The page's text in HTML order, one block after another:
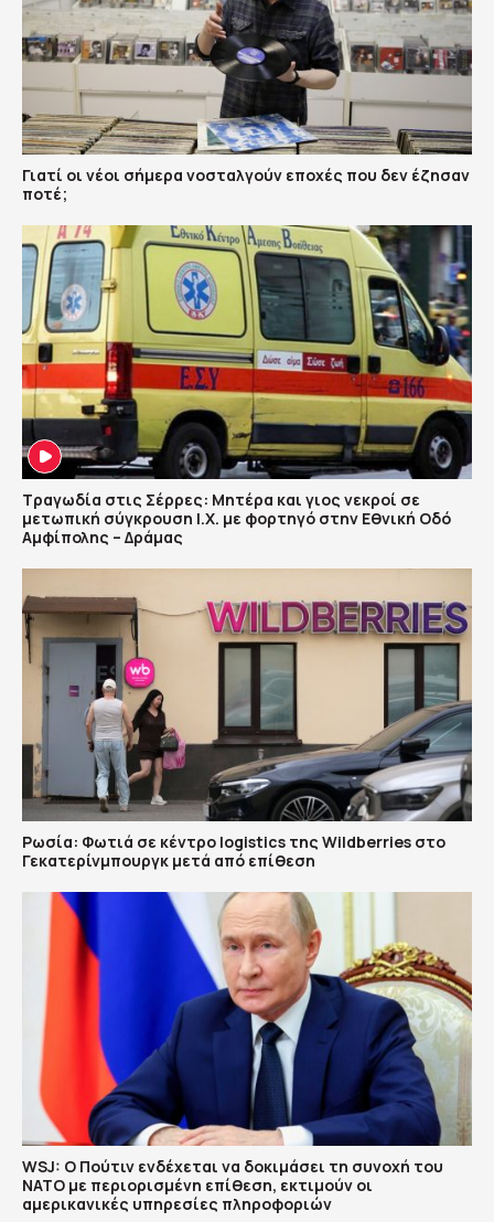
Γιατί οι νέοι σήμερα νοσταλγούν εποχές που δεν έζησαν
ποτέ;
Τραγωδία στις Σέρρες: Μητέρα και γιος νεκροί σε
μετωπική σύγκρουση Ι.Χ. με φορτηγό στην Εθνική Οδό
Αμφίπολης – Δράμας
Ρωσία: Φωτιά σε κέντρο logistics της Wildberries στο
Γεκατερίνμπουργκ μετά από επίθεση
WSJ: Ο Πούτιν ενδέχεται να δοκιμάσει τη συνοχή του
ΝΑΤΟ με περιορισμένη επίθεση, εκτιμούν οι
αμερικανικές υπηρεσίες πληροφοριών